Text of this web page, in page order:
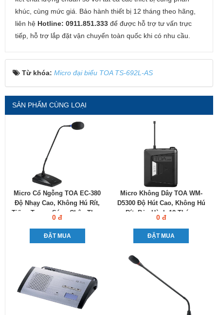
khúc, cùng mức giá. Bảo hành thiết bị 12 tháng theo hãng,
liên hệ Hotline: 0911.851.333 để được hỗ trợ tư vấn trực
tiếp, hỗ trợ lắp đặt vận chuyển toàn quốc khi có nhu cầu.
Từ khóa: Micro đại biểu TOA TS-692L-AS
SẢN PHẨM CÙNG LOẠI
Micro Cổ Ngỗng TOA EC-380
Độ Nhạy Cao, Không Hú Rít,
Tiếng Trong, Sáng Chân Thực
0 đ
ĐẶT MUA
Micro Không Dây TOA WM-
D5300 Độ Hút Cao, Không Hú
Rít, Bảo Hành 12 Tháng
0 đ
ĐẶT MUA